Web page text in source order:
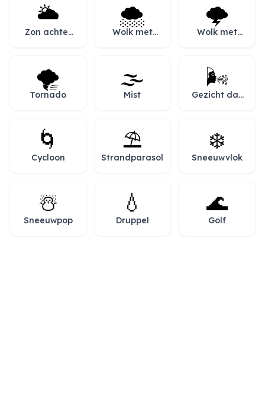
🌥️
Zon achter
🌨️
Wolk met
🌩️
Wolk met
🌪️
Tornado
🌫️
Mist
🌬️
Gezicht dat
🌀
Cycloon
⛱️
Strandparasol
❄️
Sneeuwvlok
☃️
Sneeuwpop
💧
Druppel
🌊
Golf